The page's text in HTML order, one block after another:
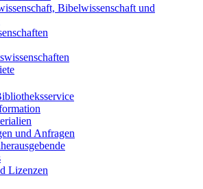
Bibelwissenschaft und
und Anfragen
Lizenzen